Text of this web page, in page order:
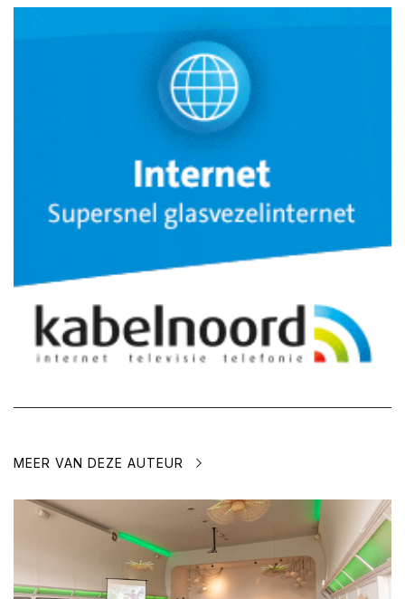
MEER VAN DEZE AUTEUR